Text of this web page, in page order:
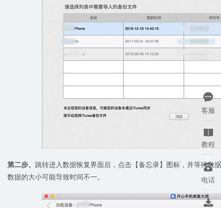
第二步、 跳转进入数据恢复界面后，点击【备忘录】图标，并等待数
数据的大小可能导致时间不一。

客服

教程

电话
